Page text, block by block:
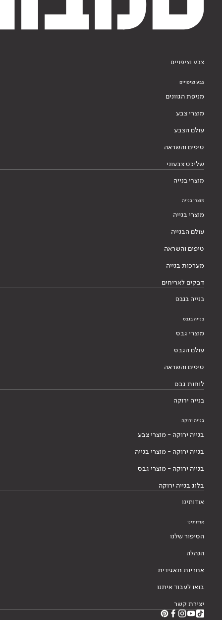
צבע וציפויים
צבע וציפויים
מניפת הגוונים
מוצרי צבע
עולם הצבע
טיפים והשראה
שליכט צבעוני
מוצרי בנייה
מוצרי בנייה
מוצרי בנייה
עולם הבנייה
טיפים והשראה
מערכות בנייה
דבקים לאריחים
בנייה בגבס
בנייה בגבס
מוצרי גבס
עולם הגבס
טיפים והשראה
לוחות גבס
בנייה ירוקה
בנייה ירוקה
בנייה ירוקה - מוצרי צבע
בנייה ירוקה - מוצרי בנייה
בנייה ירוקה - מוצרי גבס
בלוג בנייה ירוקה
אודותינו
אודותינו
הסיפור שלנו
הנהלה
אחריות תאגידית
בואו לעבוד איתנו
יצירת קשר